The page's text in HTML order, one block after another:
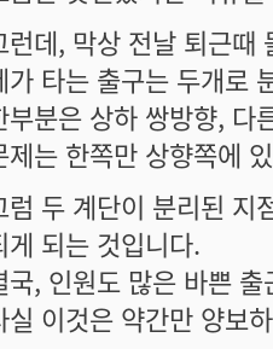
런데, 막상 전날 퇴근때
가 타는 출구는 두개로
부분은 상하 쌍방향, 다
제는 한쪽만 상향쪽에
럼 두 계단이 분리된 지
게 되는 것입니다.
국, 인원도 많은 바쁜
실 이것은 약간만 양보